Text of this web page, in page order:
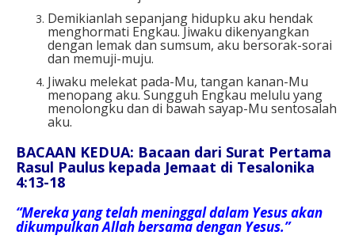
Demikianlah sepanjang hidupku aku hendak
menghormati Engkau. Jiwaku dikenyangkan
dengan lemak dan sumsum, aku bersorak-sorai
dan memuji-muju.
Jiwaku melekat pada-Mu, tangan kanan-Mu
menopang aku. Sungguh Engkau melulu yang
menolongku dan di bawah sayap-Mu sentosalah
aku.
BACAAN KEDUA: Bacaan dari Surat Pertama
Rasul Paulus kepada Jemaat di Tesalonika
4:13-18
“Mereka yang telah meninggal dalam Yesus akan
dikumpulkan Allah bersama dengan Yesus.”